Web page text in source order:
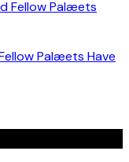
Palæets Have